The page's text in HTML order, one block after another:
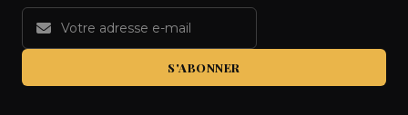
S'ABONNER